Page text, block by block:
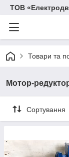
ТОВ
Товари та
Мотор-
Сортування